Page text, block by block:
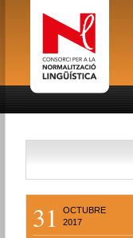
31
OCTUBRE
2017